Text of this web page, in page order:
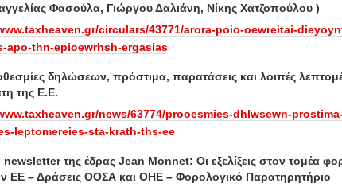
Φασούλα, Γιώργου Δαλιάνη, Νίκης Χατζοπούλου )
circulars/43771/arora-poio-oewreitai-
apo-thn-epioewrhsh-ergasias
δηλώσεων, πρόστιμα, παρατάσεις και λοιπές
της Ε.Ε.
news/63774/prooesmies-dhlwsewn-
leptomereies-sta-krath-ths-ee
newsletter της έδρας Jean Monnet: Οι εξελίξεις στον τομέα
ΕΕ – Δράσεις ΟΟΣΑ και ΟΗΕ – Φορολογικό Παρατηρητήριο